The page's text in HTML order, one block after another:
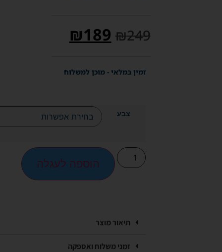
₪249
₪189
זמין במלאי - מוכן למשלוח
צבע
הוספה לעגלה
תיאור מוצר
זמני משלוח ואספקה